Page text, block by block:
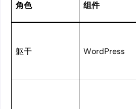
角色 组件
躯干 WordPress